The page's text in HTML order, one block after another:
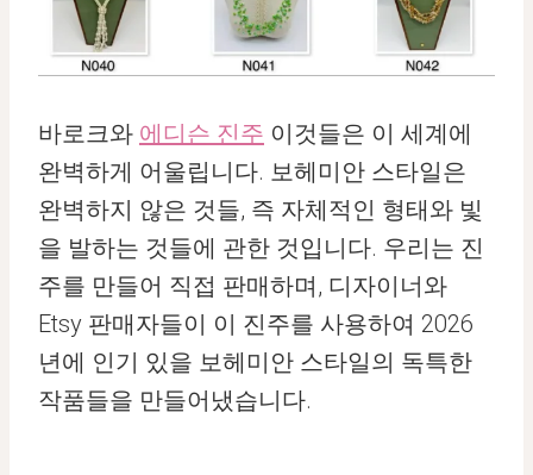
바로크와 에디슨 진주 이것들은 이 세계에
완벽하게 어울립니다. 보헤미안 스타일은
완벽하지 않은 것들, 즉 자체적인 형태와 빛
을 발하는 것들에 관한 것입니다. 우리는 진
주를 만들어 직접 판매하며, 디자이너와
Etsy 판매자들이 이 진주를 사용하여 2026
년에 인기 있을 보헤미안 스타일의 독특한
작품들을 만들어냈습니다.